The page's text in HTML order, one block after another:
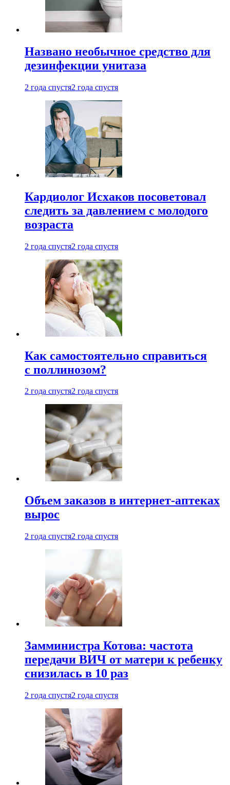
Названо необычное средство для
дезинфекции унитаза
2 года спустя2 года спустя
Кардиолог Исхаков посоветовал
следить за давлением с молодого
возраста
2 года спустя2 года спустя
Как самостоятельно справиться
с поллинозом?
2 года спустя2 года спустя
Объем заказов в интернет-аптеках
вырос
2 года спустя2 года спустя
Замминистра Котова: частота
передачи ВИЧ от матери к ребенку
снизилась в 10 раз
2 года спустя2 года спустя